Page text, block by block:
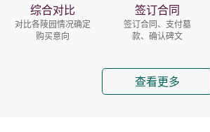
综合对比
对比各陵园情况确定
购买意向
签订合同
签订合同、支付墓
款、确认碑文
查看更多